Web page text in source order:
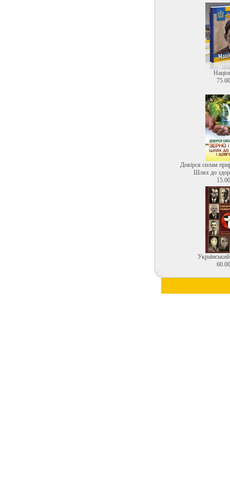
Довірся силам
Шлях до